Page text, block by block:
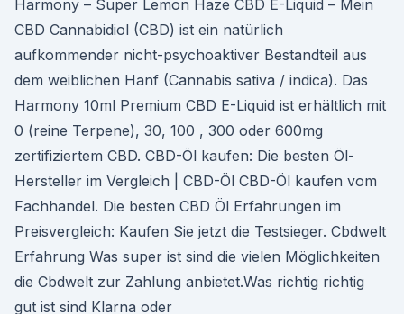
Harmony – Super Lemon Haze CBD E-Liquid – Mein
CBD Cannabidiol (CBD) ist ein natürlich
aufkommender nicht-psychoaktiver Bestandteil aus
dem weiblichen Hanf (Cannabis sativa / indica). Das
Harmony 10ml Premium CBD E-Liquid ist erhältlich mit
0 (reine Terpene), 30, 100 , 300 oder 600mg
zertifiziertem CBD. CBD-Öl kaufen: Die besten Öl-
Hersteller im Vergleich | CBD-Öl CBD-Öl kaufen vom
Fachhandel. Die besten CBD Öl Erfahrungen im
Preisvergleich: Kaufen Sie jetzt die Testsieger. Cbdwelt
Erfahrung Was super ist sind die vielen Möglichkeiten
die Cbdwelt zur Zahlung anbietet.Was richtig richtig
gut ist sind Klarna oder